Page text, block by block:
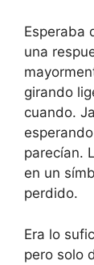
Esperaba
una
girando
cuando.
parecían.
en un
perdido.
Era lo
pero solo